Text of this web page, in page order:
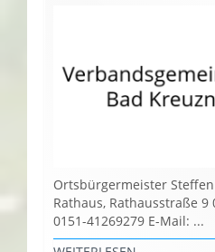
Ortsbürgermeister Steffen
Rathaus, Rathausstraße 9
0151-41269279 E-Mail: ...